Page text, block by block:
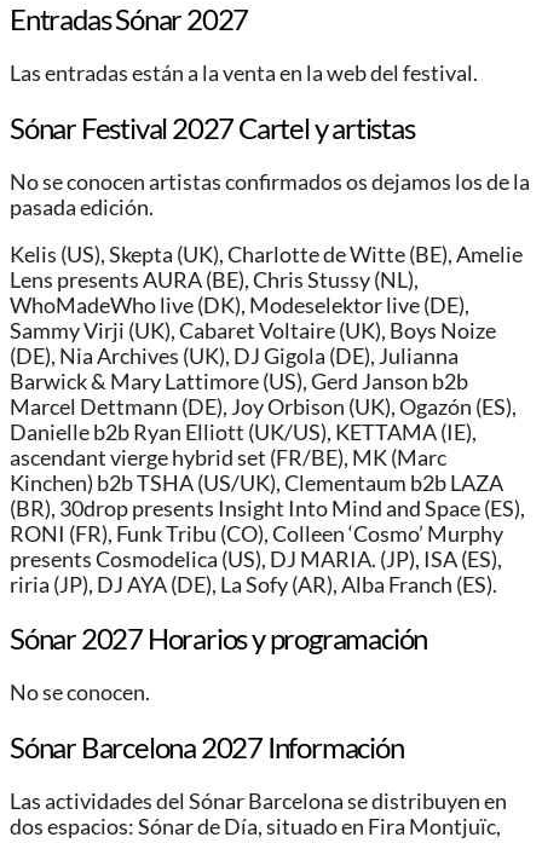
Entradas Sónar 2027
Las entradas están a la venta en la web del festival.
Sónar Festival 2027 Cartel y artistas
No se conocen artistas confirmados os dejamos los de la
pasada edición.
Kelis (US), Skepta (UK), Charlotte de Witte (BE), Amelie
Lens presents AURA (BE), Chris Stussy (NL),
WhoMadeWho live (DK), Modeselektor live (DE),
Sammy Virji (UK), Cabaret Voltaire (UK), Boys Noize
(DE), Nia Archives (UK), DJ Gigola (DE), Julianna
Barwick & Mary Lattimore (US), Gerd Janson b2b
Marcel Dettmann (DE), Joy Orbison (UK), Ogazón (ES),
Danielle b2b Ryan Elliott (UK/US), KETTAMA (IE),
ascendant vierge hybrid set (FR/BE), MK (Marc
Kinchen) b2b TSHA (US/UK), Clementaum b2b LAZA
(BR), 30drop presents Insight Into Mind and Space (ES),
RONI (FR), Funk Tribu (CO), Colleen ‘Cosmo’ Murphy
presents Cosmodelica (US), DJ MARIA. (JP), ISA (ES),
riria (JP), DJ AYA (DE), La Sofy (AR), Alba Franch (ES).
Sónar 2027 Horarios y programación
No se conocen.
Sónar Barcelona 2027 Información
Las actividades del Sónar Barcelona se distribuyen en
dos espacios: Sónar de Día, situado en Fira Montjuïc,